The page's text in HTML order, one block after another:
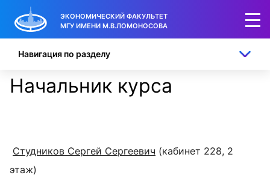
ЭКОНОМИЧЕСКИЙ ФАКУЛЬТЕТ
МГУ ИМЕНИ М.В.ЛОМОНОСОВА
Начальник курса
Навигация по разделу
Студников Сергей Сергеевич (кабинет 228, 2
этаж)